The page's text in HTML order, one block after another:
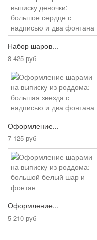
Набор шаров...
8 425 руб
Оформление...
7 125 руб
Оформление...
5 210 руб